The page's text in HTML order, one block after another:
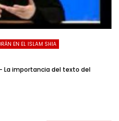
EN EL ISLAM SHIA
La importancia del texto del